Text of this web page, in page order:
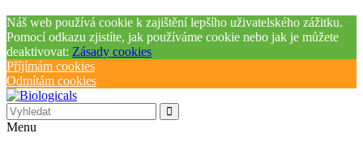
Náš web používá cookie k zajištění lepšího uživatelského zážitku.
Pomocí odkazu zjistíte, jak používáme cookie nebo jak je můžete
deaktivovat: Zásady cookies
Příjímám cookies
Odmítám cookies
Menu